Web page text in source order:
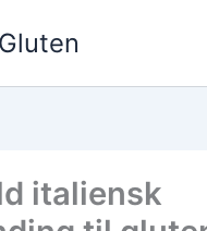
italiensk